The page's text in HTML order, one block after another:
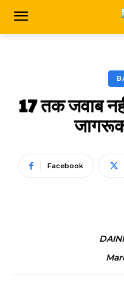
17 तक जवाब
Facebook